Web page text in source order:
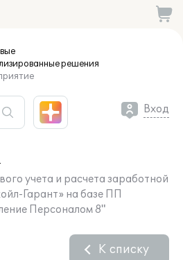
решения
Вход
учета и расчета заработной
Гарант» на базе ПП
Персоналом 8"
К списку